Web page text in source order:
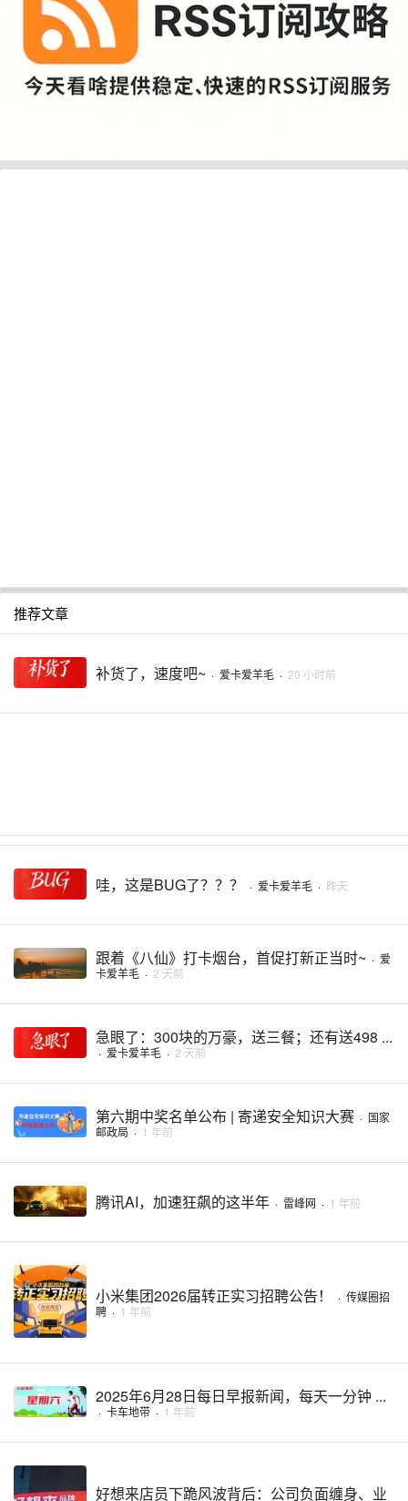
推荐文章
补货了，速度吧~ · 爱卡爱羊毛 · 20 小时前
哇，这是BUG了？？？ · 爱卡爱羊毛 · 昨天
跟着《八仙》打卡烟台，首促打新正当时~ · 爱
卡爱羊毛 · 2 天前
急眼了：300块的万豪，送三餐；还有送498 ...
· 爱卡爱羊毛 · 2 天前
第六期中奖名单公布 | 寄递安全知识大赛 · 国家
邮政局 · 1 年前
腾讯AI，加速狂飙的这半年 · 雷峰网 · 1 年前
小米集团2026届转正实习招聘公告！ · 传媒圈招
聘 · 1 年前
2025年6月28日每日早报新闻，每天一分钟 ...
· 卡车地带 · 1 年前
好想来店员下跪风波背后：公司负面缠身、业